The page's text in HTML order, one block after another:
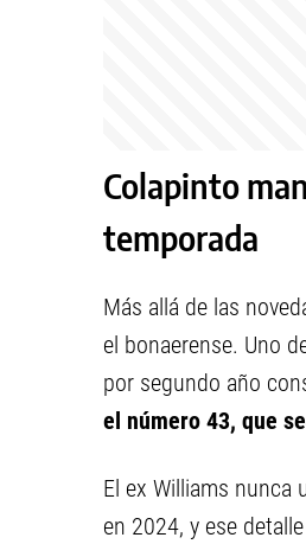
Colapinto
temporada
Más allá de las
el bonaerense. Uno
por segundo año
el número 43, que
El ex Williams nunca
en 2024, y ese